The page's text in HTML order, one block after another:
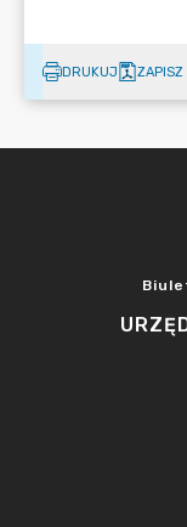
DRUKUJ ZAPISZ